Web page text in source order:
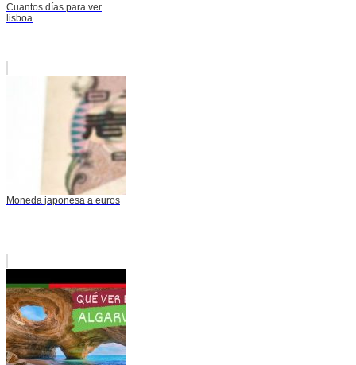
Cuantos días para ver
lisboa
Moneda japonesa a euros